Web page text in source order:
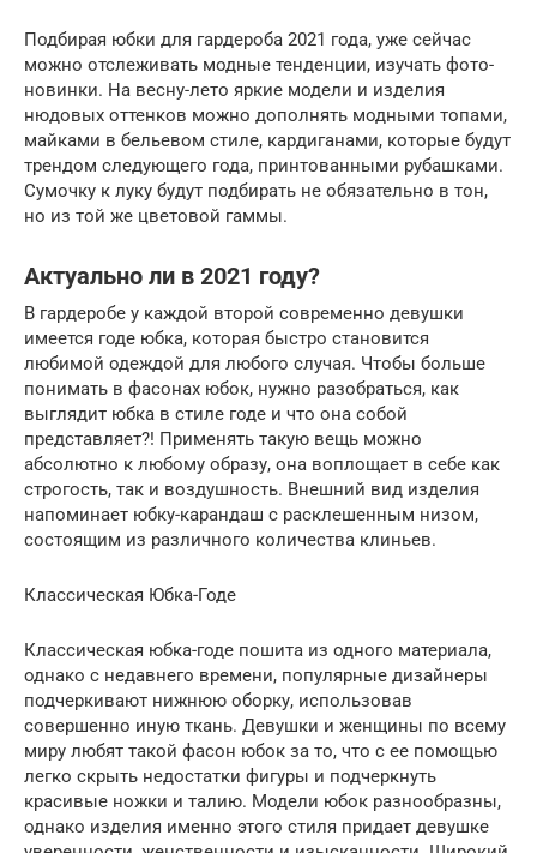
Подбирая юбки для гардероба 2021 года, уже сейчас
можно отслеживать модные тенденции, изучать фото-
новинки. На весну-лето яркие модели и изделия
нюдовых оттенков можно дополнять модными топами,
майками в бельевом стиле, кардиганами, которые будут
трендом следующего года, принтованными рубашками.
Сумочку к луку будут подбирать не обязательно в тон,
но из той же цветовой гаммы.
Актуально ли в 2021 году?
В гардеробе у каждой второй современно девушки
имеется годе юбка, которая быстро становится
любимой одеждой для любого случая. Чтобы больше
понимать в фасонах юбок, нужно разобраться, как
выглядит юбка в стиле годе и что она собой
представляет?! Применять такую вещь можно
абсолютно к любому образу, она воплощает в себе как
строгость, так и воздушность. Внешний вид изделия
напоминает юбку-карандаш с расклешенным низом,
состоящим из различного количества клиньев.
Классическая Юбка-Годе
Классическая юбка-годе пошита из одного материала,
однако с недавнего времени, популярные дизайнеры
подчеркивают нижнюю оборку, использовав
совершенно иную ткань. Девушки и женщины по всему
миру любят такой фасон юбок за то, что с ее помощью
легко скрыть недостатки фигуры и подчеркнуть
красивые ножки и талию. Модели юбок разнообразны,
однако изделия именно этого стиля придает девушке